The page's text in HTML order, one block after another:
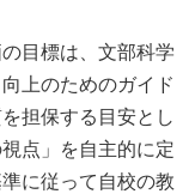
目標は、文部科学
上のためのガイド
担保する目安とし
点」を自主的に定
に従って自校の教